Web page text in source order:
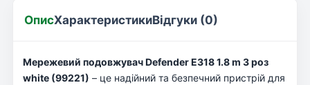
ОписХарактеристикиВідгуки (0)
Мережевий подовжувач Defender E318 1.8 m 3 роз
white (99221) – це надійний та безпечний пристрій для